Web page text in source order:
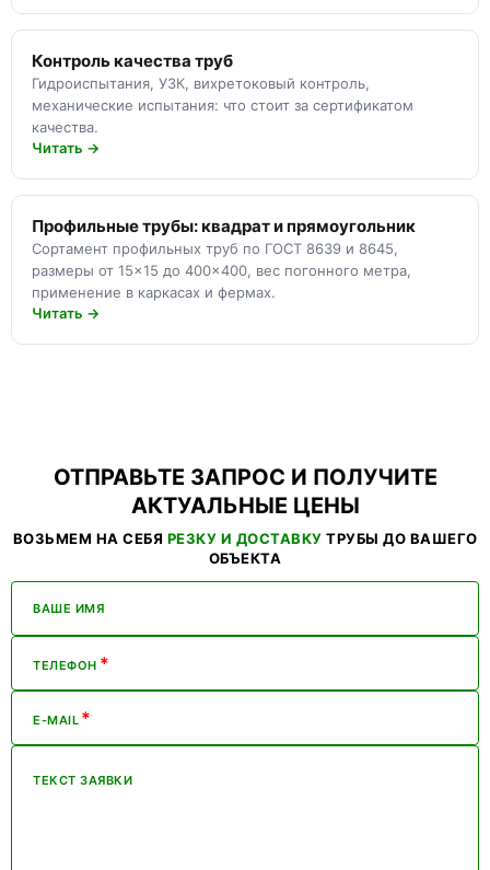
Контроль качества труб
Гидроиспытания, УЗК, вихретоковый контроль,
механические испытания: что стоит за сертификатом
качества.
Читать →
Профильные трубы: квадрат и прямоугольник
Сортамент профильных труб по ГОСТ 8639 и 8645,
размеры от 15×15 до 400×400, вес погонного метра,
применение в каркасах и фермах.
Читать →
ОТПРАВЬТЕ ЗАПРОС И ПОЛУЧИТЕ
АКТУАЛЬНЫЕ ЦЕНЫ
ВОЗЬМЕМ НА СЕБЯ РЕЗКУ И ДОСТАВКУ ТРУБЫ ДО ВАШЕГО
ОБЪЕКТА
ВАШЕ ИМЯ
ТЕЛЕФОН *
E-MAIL *
ТЕКСТ ЗАЯВКИ